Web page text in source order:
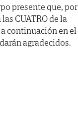
presente que, por
CUATRO de la
continuación en el
agradecidos.